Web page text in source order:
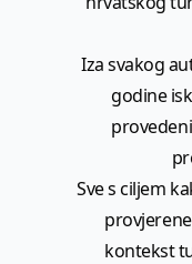
Iza svakog
godine
Sve s ciljem
kontekst